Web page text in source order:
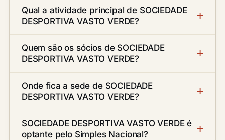
Qual a atividade principal de SOCIEDADE
DESPORTIVA VASTO VERDE?
Quem são os sócios de SOCIEDADE
DESPORTIVA VASTO VERDE?
Onde fica a sede de SOCIEDADE
DESPORTIVA VASTO VERDE?
SOCIEDADE DESPORTIVA VASTO VERDE é
optante pelo Simples Nacional?